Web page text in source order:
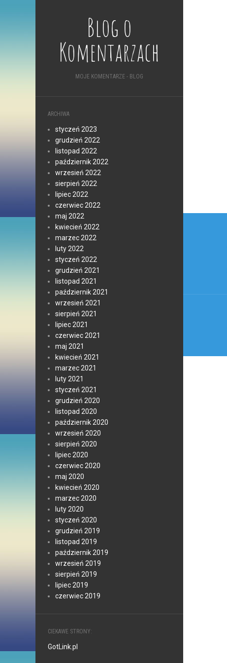
Blog o
Komentarzach
MOJE KOMENTARZE - BLOG
ARCHIWA
styczeń 2023
grudzień 2022
listopad 2022
październik 2022
wrzesień 2022
sierpień 2022
lipiec 2022
czerwiec 2022
maj 2022
kwiecień 2022
marzec 2022
luty 2022
styczeń 2022
grudzień 2021
listopad 2021
październik 2021
wrzesień 2021
sierpień 2021
lipiec 2021
czerwiec 2021
maj 2021
kwiecień 2021
marzec 2021
luty 2021
styczeń 2021
grudzień 2020
listopad 2020
październik 2020
wrzesień 2020
sierpień 2020
lipiec 2020
czerwiec 2020
maj 2020
kwiecień 2020
marzec 2020
luty 2020
styczeń 2020
grudzień 2019
listopad 2019
październik 2019
wrzesień 2019
sierpień 2019
lipiec 2019
czerwiec 2019
CIEKAWE STRONY:
GotLink.pl